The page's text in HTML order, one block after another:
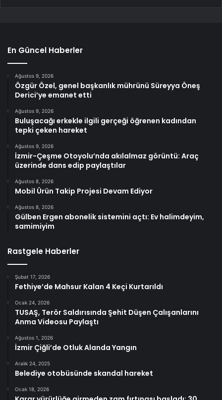
En Güncel Haberler
Ağustos 9, 2026
Özgür Özel, genel başkanlık mührünü Süreyya Öneş
Derici’ye emanet etti
Ağustos 9, 2026
Buluşacağı erkekle ilgili gerçeği öğrenen kadından
tepki çeken hareket
Ağustos 9, 2026
İzmir-Çeşme Otoyolu’nda akılalmaz görüntü: Araç
üzerinde dans edip paylaştılar
Ağustos 8, 2026
Mobil Ürün Takip Projesi Devam Ediyor
Ağustos 8, 2026
Gülben Ergen abonelik sistemini açtı: Ev halimdeyim,
samimiyim
Rastgele Haberler
Şubat 17, 2026
Fethiye’de Mahsur Kalan 4 Keçi Kurtarıldı
Ocak 24, 2026
TUSAŞ, Terör Saldırısında Şehit Düşen Çalışanlarını
Anma Videosu Paylaştı
Ağustos 1, 2026
İzmir Çiğli’de Otluk Alanda Yangın
Aralık 24, 2025
Belediye otobüsünde skandal hareket
Ocak 18, 2026